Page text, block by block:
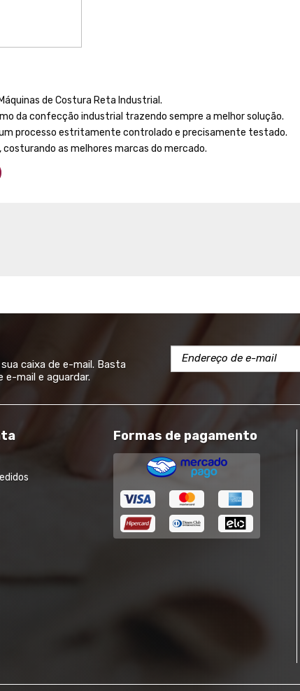
de Costura Reta Industrial.
da confecção industrial trazendo sempre a melhor solução.
processo estritamente controlado e precisamente testado.
as melhores marcas do mercado.
caixa de e-mail. Basta
mail e aguardar.
Formas de pagamento